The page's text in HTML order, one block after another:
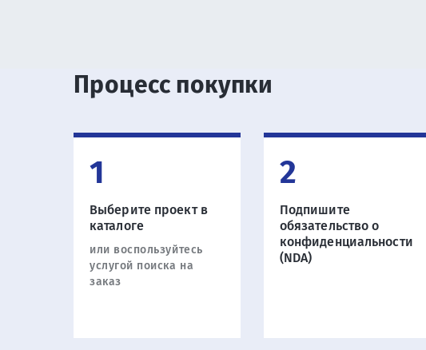
Процесс покупки
1
Выберите проект в
каталоге
или воспользуйтесь
услугой поиска на
заказ
2
Подпишите
обязательство о
конфиденциальности
(NDA)